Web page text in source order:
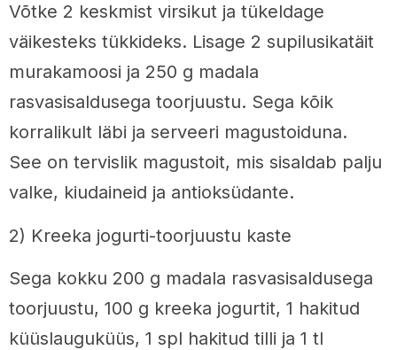
Võtke 2 keskmist virsikut ja tükeldage
väikesteks tükkideks. Lisage 2 supilusikatäit
murakamoosi ja 250 g madala
rasvasisaldusega toorjuustu. Sega kõik
korralikult läbi ja serveeri magustoiduna.
See on tervislik magustoit, mis sisaldab palju
valke, kiudaineid ja antioksüdante.
2) Kreeka jogurti-toorjuustu kaste
Sega kokku 200 g madala rasvasisaldusega
toorjuustu, 100 g kreeka jogurtit, 1 hakitud
küüslauguküüs, 1 spl hakitud tilli ja 1 tl